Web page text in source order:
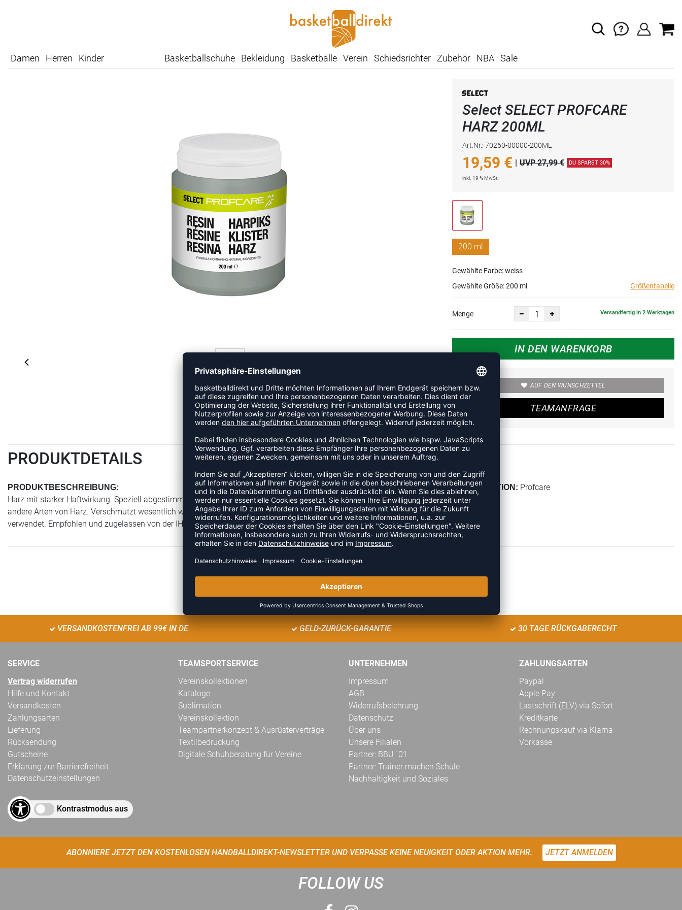
Damen Herren Kinder Basketballschuhe Bekleidung Basketbälle Verein Schiedsrichter Zubehör NBA Sale
Select SELECT PROFCARE
HARZ 200ML
Art.Nr.: 70260-00000-200ML
19,59 € | UVP 27,99 € DU SPARST 30%
inkl. 19 % MwSt.
200 ml
Gewählte Farbe: weiss
Gewählte Größe:200 ml Größentabelle
Menge Versandfertig in 2 Werktagen
IN DEN WARENKORB
AUF DEN WUNSCHZETTEL
TEAMANFRAGE
PRODUKTDETAILS
PRODUKTBESCHREIBUNG:
Harz mit starker Haftwirkung. Speziell abgestimmt auf SELECT Handbälle. Viel einfacher zu verwenden und zu entfernen als
andere Arten von Harz. Verschmutzt wesentlich weniger. Allergiegetestet. Wird von vielen Profi- und Nationalmannschaften
verwendet. Empfohlen und zugelassen von der IHF.
KOLLEKTION: Profcare
ZULETZT ANGESEHEN
VERSANDKOSTENFREI AB 99€ IN DE GELD-ZURÜCK-GARANTIE 30 TAGE RÜCKGABERECHT
SERVICE
Vertrag widerrufen
Hilfe und Kontakt
Versandkosten
Zahlungsarten
Lieferung
Rücksendung
Gutscheine
Erklärung zur Barrierefreiheit
Datenschutzeinstellungen
Kontrastmodus aus
TEAMSPORTSERVICE
Vereinskollektionen
Kataloge
Sublimation
Vereinskollektion
Teampartnerkonzept & Ausrüsterverträge
Textilbedruckung
Digitale Schuhberatung für Vereine
UNTERNEHMEN
Impressum
AGB
Widerrufsbelehrung
Datenschutz
Über uns
Unsere Filialen
Partner: BBU ´01
Partner: Trainer machen Schule
Nachhaltigkeit und Soziales
ZAHLUNGSARTEN
Paypal
Apple Pay
Lastschrift (ELV) via Sofort
Kreditkarte
Rechnungskauf via Klarna
Vorkasse
ABONNIERE JETZT DEN KOSTENLOSEN HANDBALLDIREKT-NEWSLETTER UND VERPASSE KEINE NEUIGKEIT ODER AKTION MEHR. JETZT ANMELDEN
FOLLOW US